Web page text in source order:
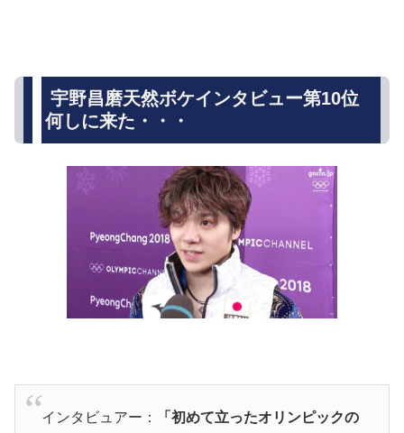
宇野昌磨天然ボケインタビュー第10位
何しに来た・・・
インタビュアー：
「初めて立ったオリンピックの